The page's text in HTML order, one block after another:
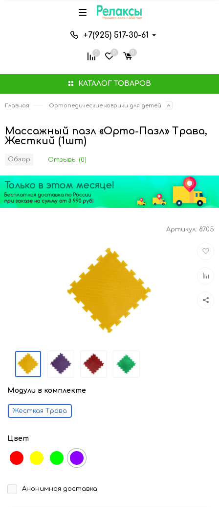
КАТАЛОГ ТОВАРОВ
+7(925) 517-30-61
0 0 0
Главная Ортопедические коврики для детей
Массажный пазл «Орто-Пазл» Трава,
Жесткий (1шт)
Обзор Отзывы (0)
Артикул: 8705
Модули в комплекте
Жесткая Трава
Цвет
красныйжелтыйзеленыйфиолетовый
Анонимная доставка